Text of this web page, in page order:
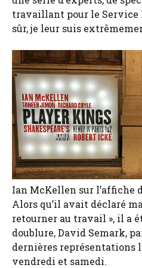
travaillant pour le Service
sûr, je leur suis
Ian McKellen sur l’affiche
Alors qu’il avait déclaré
retourner au travail », il a
doublure, David Semark,
dernières représentations
vendredi et samedi.